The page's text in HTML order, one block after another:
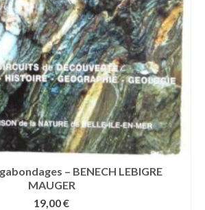
– BENECH LEBIGRE
MAUGER
19,00€